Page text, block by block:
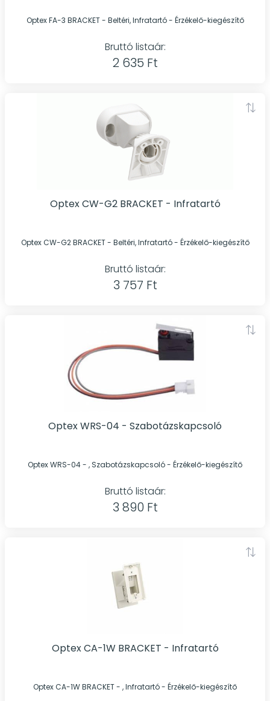
Optex FA-3 BRACKET - Beltéri, Infratartó - Érzékelő-kiegészítő
Bruttó listaár:
2 635 Ft
Optex CW-G2 BRACKET - Infratartó
Optex CW-G2 BRACKET - Beltéri, Infratartó - Érzékelő-kiegészítő
Bruttó listaár:
3 757 Ft
Optex WRS-04 - Szabotázskapcsoló
Optex WRS-04 - , Szabotázskapcsoló - Érzékelő-kiegészítő
Bruttó listaár:
3 890 Ft
Optex CA-1W BRACKET - Infratartó
Optex CA-1W BRACKET - , Infratartó - Érzékelő-kiegészítő